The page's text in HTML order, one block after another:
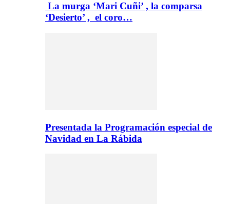
La murga ‘Mari Cuñi’ , la comparsa
‘Desierto’ , el coro…
Presentada la Programación especial de
Navidad en La Rábida